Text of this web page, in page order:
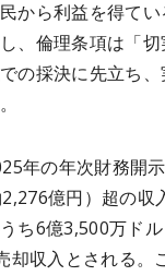
から利益を得て
、倫理条項は「
の採決に先立ち
年の年次財務開
2,276億円） 超の収
ち6億3,500万ド
却収入とされる。